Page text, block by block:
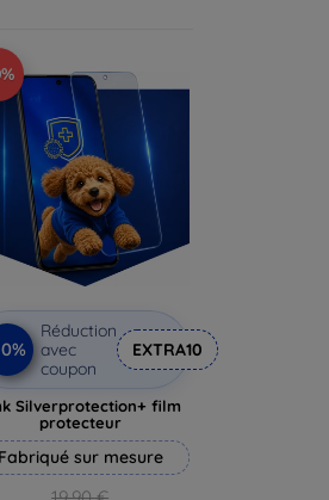
Réduction
avec
coupon
EXTRA10
Silverprotection+ film
protecteur
Fabriqué sur mesure